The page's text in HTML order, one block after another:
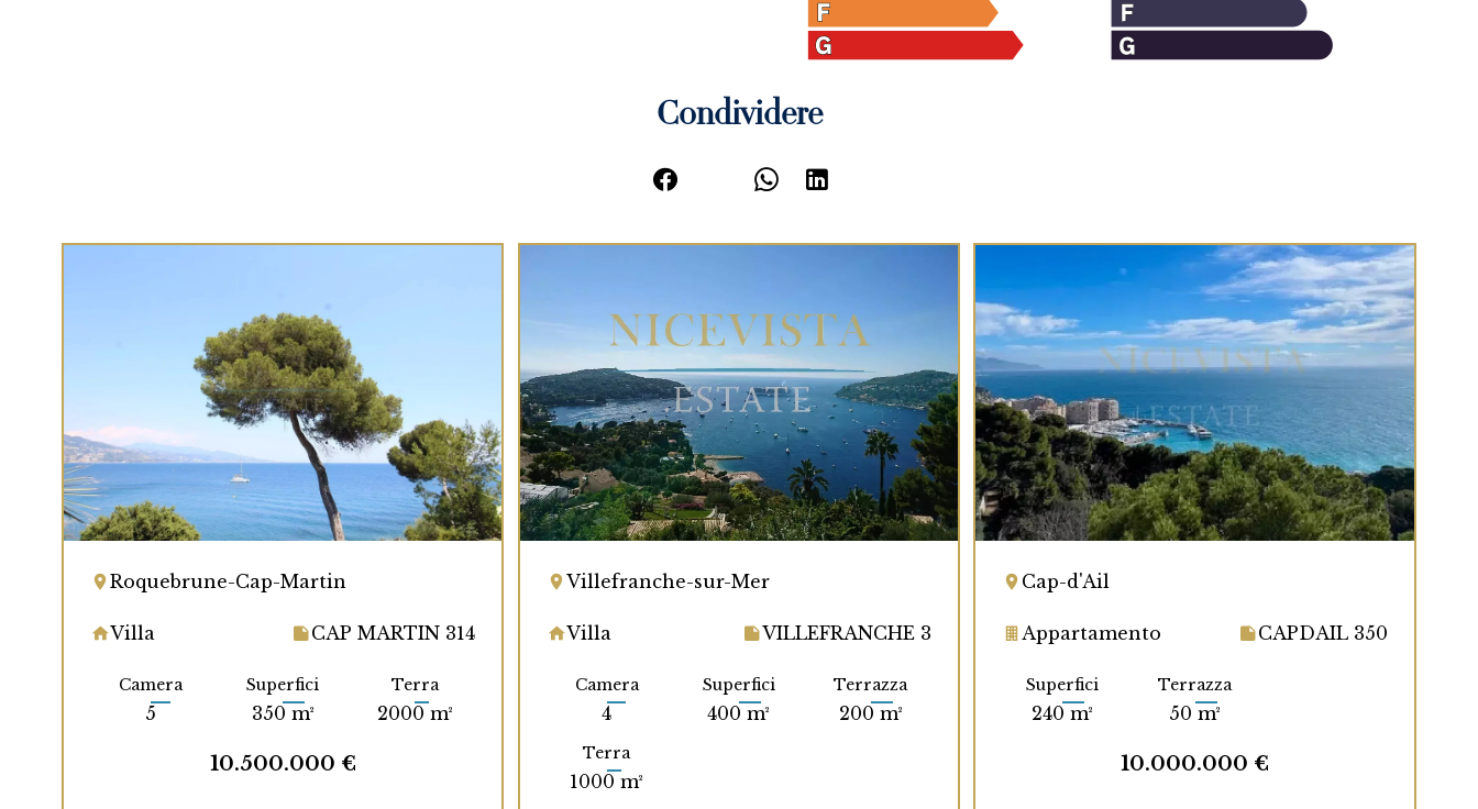
Condividere
Roquebrune-Cap-Martin
Villa CAP MARTIN 314
Camera
5
Superfici
350 m²
Terra
2000 m²
10.500.000 €
Villefranche-sur-Mer
Villa VILLEFRANCHE 3
Camera
4
Superfici
400 m²
Terrazza
200 m²
Terra
1000 m²
Cap-d'Ail
Appartamento CAPDAIL 350
Superfici
240 m²
Terrazza
50 m²
10.000.000 €